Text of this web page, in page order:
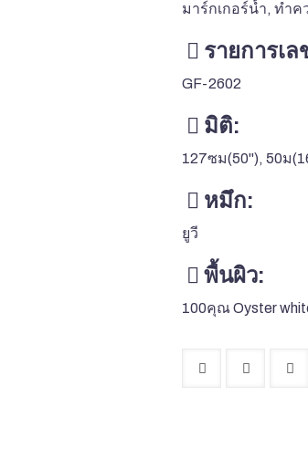
มาร์กเกอร์น้ำ, ทำค
รายการเล
GF-2602
มิติ:
127ซม(50''), 50ม
หมึก:
ยูวี
พื้นผิว:
100คุณ Oyster